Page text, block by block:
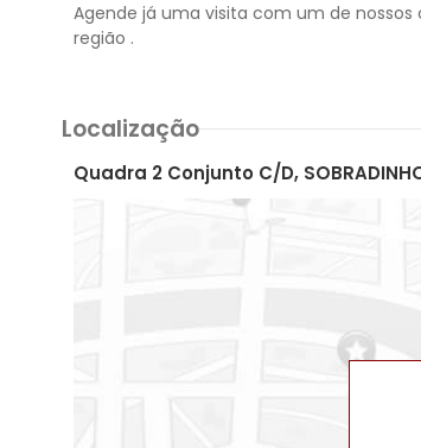
Agende já uma visita com um de
Localização
Quadra 2 Conjunto C/D,